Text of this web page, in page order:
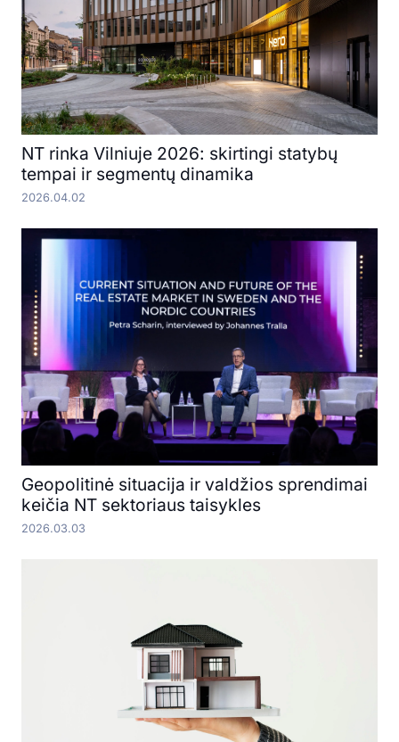
NT rinka Vilniuje 2026: skirtingi statybų
tempai ir segmentų dinamika
2026.04.02
Geopolitinė situacija ir valdžios sprendimai
keičia NT sektoriaus taisykles
2026.03.03